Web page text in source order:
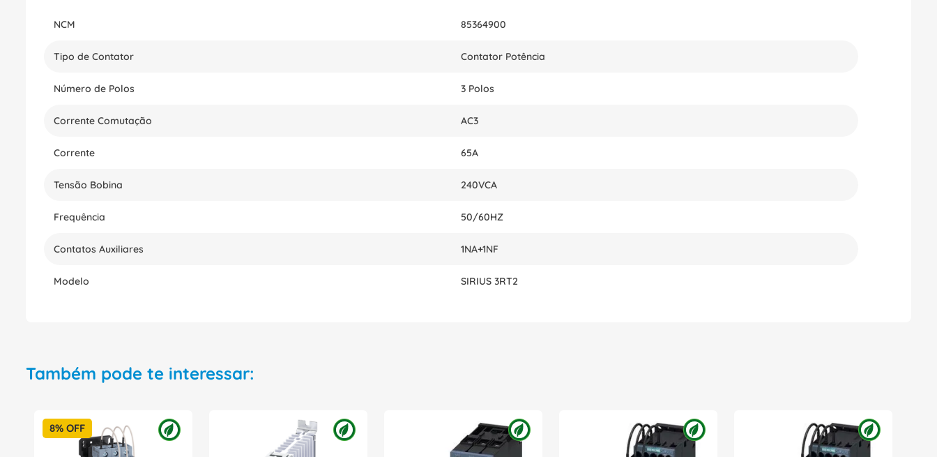
NCM 85364900
Tipo de Contator Contator Potência
Número de Polos 3 Polos
Corrente Comutação AC3
Corrente 65A
Tensão Bobina 240VCA
Frequência 50/60HZ
Contatos Auxiliares 1NA+1NF
Modelo SIRIUS 3RT2
Também pode te interessar:
8% OFF